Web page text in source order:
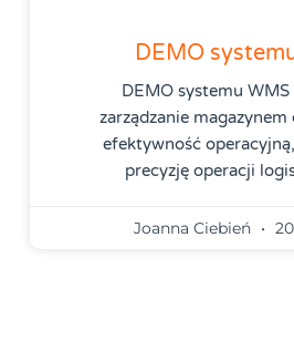
DEMO
DEMO systemu
zarządzanie magazynem
efektywność
precyzję operacji
Joanna Ciebień